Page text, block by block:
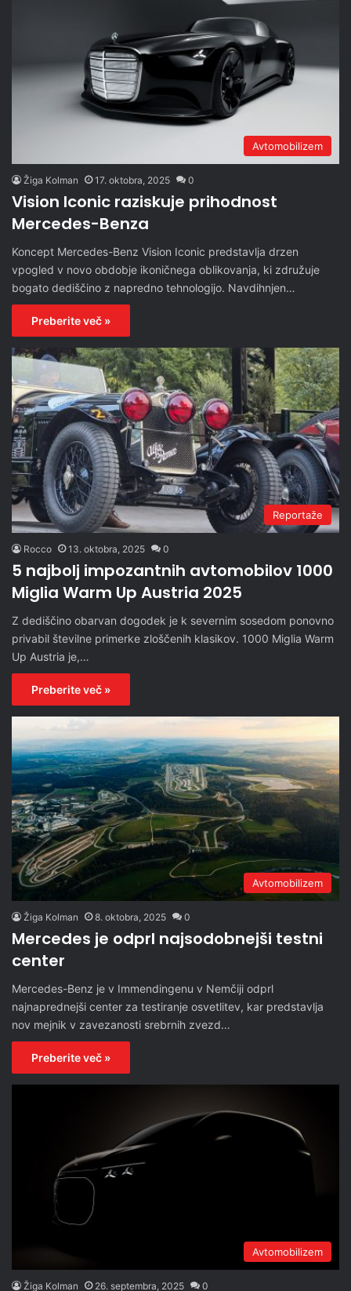
Avtomobilizem
Žiga Kolman 17. oktobra, 2025 0
Vision Iconic raziskuje prihodnost
Mercedes-Benza
Koncept Mercedes-Benz Vision Iconic predstavlja drzen
vpogled v novo obdobje ikoničnega oblikovanja, ki združuje
bogato dediščino z napredno tehnologijo. Navdihnjen…
Preberite več »
Reportaže
Rocco 13. oktobra, 2025 0
5 najbolj impozantnih avtomobilov 1000
Miglia Warm Up Austria 2025
Z dediščino obarvan dogodek je k severnim sosedom ponovno
privabil številne primerke zloščenih klasikov. 1000 Miglia Warm
Up Austria je,…
Preberite več »
Avtomobilizem
Žiga Kolman 8. oktobra, 2025 0
Mercedes je odprl najsodobnejši testni
center
Mercedes-Benz je v Immendingenu v Nemčiji odprl
najnaprednejši center za testiranje osvetlitev, kar predstavlja
nov mejnik v zavezanosti srebrnih zvezd…
Preberite več »
Avtomobilizem
Žiga Kolman 26. septembra, 2025 0